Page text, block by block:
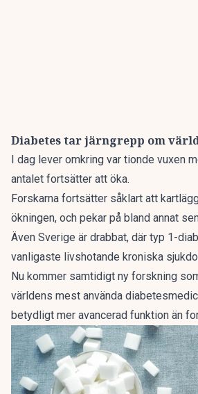
Diabetes tar järngrepp om
I dag lever omkring var tionde vuxen
antalet fortsätter att öka.
Forskarna fortsätter såklart att
ökningen, och pekar på bland annat
Även Sverige är drabbat, där typ 1-
vanligaste livshotande kroniska
Nu kommer samtidigt ny forskning
världens mest använda
betydligt mer avancerad funktion än